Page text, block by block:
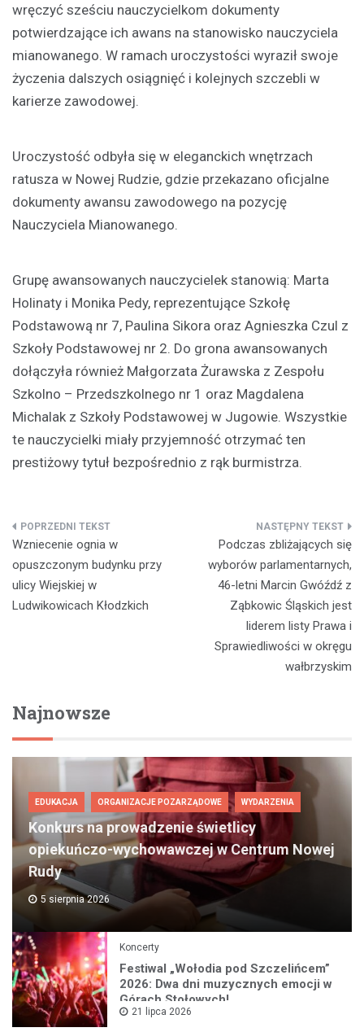
wręczyć sześciu nauczycielkom dokumenty
potwierdzające ich awans na stanowisko nauczyciela
mianowanego. W ramach uroczystości wyraził swoje
życzenia dalszych osiągnięć i kolejnych szczebli w
karierze zawodowej.
Uroczystość odbyła się w eleganckich wnętrzach
ratusza w Nowej Rudzie, gdzie przekazano oficjalne
dokumenty awansu zawodowego na pozycję
Nauczyciela Mianowanego.
Grupę awansowanych nauczycielek stanowią: Marta
Holinaty i Monika Pedy, reprezentujące Szkołę
Podstawową nr 7, Paulina Sikora oraz Agnieszka Czul z
Szkoły Podstawowej nr 2. Do grona awansowanych
dołączyła również Małgorzata Żurawska z Zespołu
Szkolno – Przedszkolnego nr 1 oraz Magdalena
Michalak z Szkoły Podstawowej w Jugowie. Wszystkie
te nauczycielki miały przyjemność otrzymać ten
prestiżowy tytuł bezpośrednio z rąk burmistrza.
Nawigacja
wpisu
Wzniecenie ognia w
opuszczonym budynku przy
ulicy Wiejskiej w
Ludwikowicach Kłodzkich
Podczas zbliżających się
wyborów parlamentarnych,
46-letni Marcin Gwóźdź z
Ząbkowic Śląskich jest
liderem listy Prawa i
Sprawiedliwości w okręgu
wałbrzyskim
Najnowsze
EDUKACJA ORGANIZACJE POZARZĄDOWE WYDARZENIA
Konkurs na prowadzenie świetlicy
opiekuńczo-wychowawczej w Centrum Nowej
Rudy
5 sierpnia 2026
Koncerty
Festiwal „Wołodia pod Szczelińcem”
2026: Dwa dni muzycznych emocji w
Górach Stołowych!
21 lipca 2026